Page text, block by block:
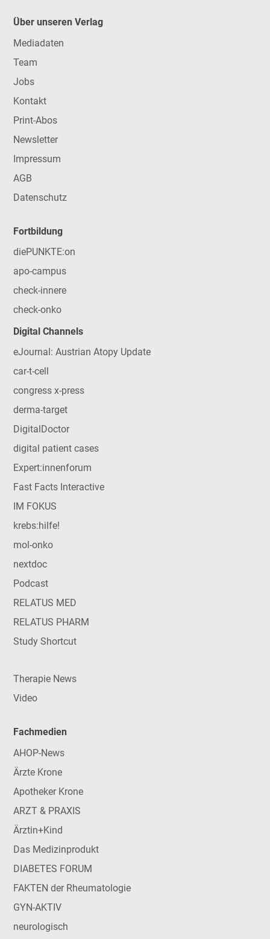
Über unseren Verlag
Mediadaten
Team
Jobs
Kontakt
Print-Abos
Newsletter
Impressum
AGB
Datenschutz
Fortbildung
diePUNKTE:on
apo-campus
check-innere
check-onko
Digital Channels
eJournal: Austrian Atopy Update
car-t-cell
congress x-press
derma-target
DigitalDoctor
digital patient cases
Expert:innenforum
Fast Facts Interactive
IM FOKUS
krebs:hilfe!
mol-onko
nextdoc
Podcast
RELATUS MED
RELATUS PHARM
Study Shortcut
Therapie News
Video
Fachmedien
AHOP-News
Ärzte Krone
Apotheker Krone
ARZT & PRAXIS
Ärztin+Kind
Das Medizinprodukt
DIABETES FORUM
FAKTEN der Rheumatologie
GYN-AKTIV
neurologisch